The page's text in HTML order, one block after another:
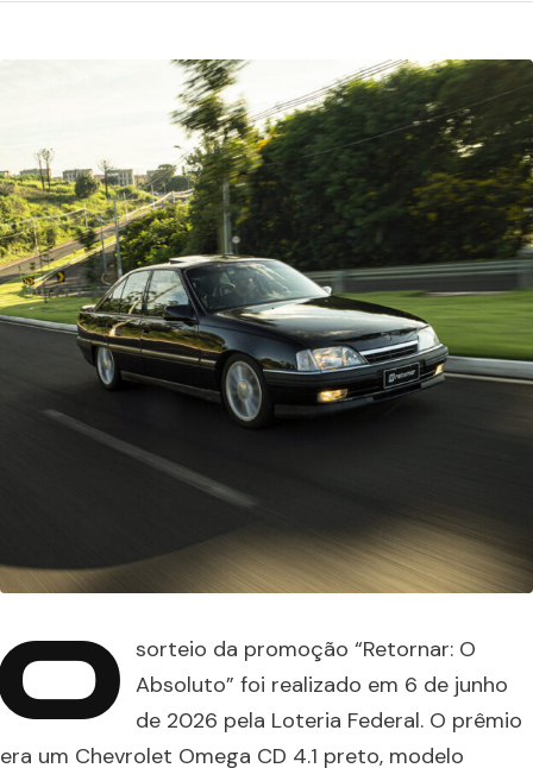
sorteio da promoção “Retornar: O
Absoluto” foi realizado em 6 de junho
de 2026 pela Loteria Federal. O prêmio
era um Chevrolet Omega CD 4.1 preto, modelo